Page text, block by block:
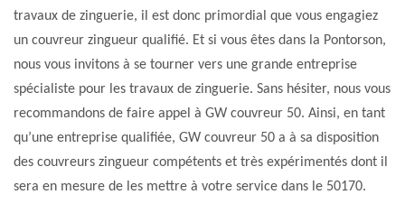
travaux de zinguerie, il est donc primordial que vous engagiez
un couvreur zingueur qualifié. Et si vous êtes dans la Pontorson,
nous vous invitons à se tourner vers une grande entreprise
spécialiste pour les travaux de zinguerie. Sans hésiter, nous vous
recommandons de faire appel à GW couvreur 50. Ainsi, en tant
qu’une entreprise qualifiée, GW couvreur 50 a à sa disposition
des couvreurs zingueur compétents et très expérimentés dont il
sera en mesure de les mettre à votre service dans le 50170.